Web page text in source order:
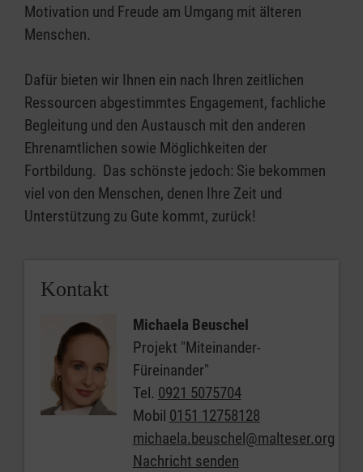
Motivation und Freude am Umgang mit älteren
Menschen.
Dafür bieten wir Ihnen ein nach Ihren zeitlichen
Ressourcen abgestimmtes Engagement, fachliche
Begleitung und den Austausch mit den anderen
Ehrenamtlichen sowie Möglichkeiten der
Fortbildung. Das schönste jedoch: Sie bekommen
viel von den Menschen, denen Ihre Zeit und
Unterstützung zu Gute kommt, zurück!
Kontakt
Michaela Beuschel
Projekt "Miteinander-
Füreinander"
Tel. 0921 5075704
Mobil 0151 12758128
michaela.beuschel@malteser.org
Nachricht senden